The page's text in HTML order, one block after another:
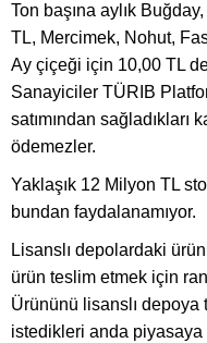
Ton başına aylık
TL, Mercimek, Nohut,
Ay çiçeği için 10,00 TL
Sanayiciler TÜRIB
satımından sağladıkları
ödemezler.
Yaklaşık 12 Milyon TL
bundan faydalanamıyor.
Lisanslı depolardaki
ürün teslim etmek için
Ürününü lisanslı
istedikleri anda